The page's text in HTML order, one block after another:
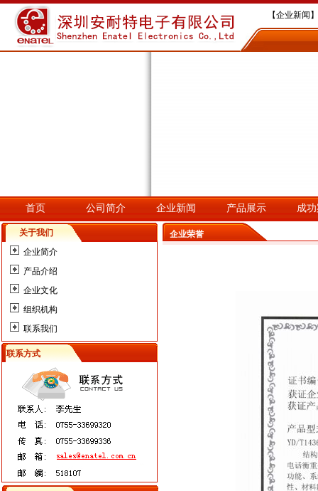
【企业新闻
【企业新闻
【企业新闻
首页 公司简介 企业新闻 产品展示 成
关于我们
企业简介
产品介绍
企业文化
组织机构
联系我们
联系方式
企业荣誉